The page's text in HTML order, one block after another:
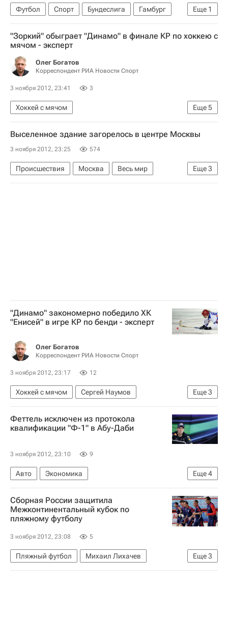
Еще 1
Футбол Спорт Бундеслига
Гамбург
Бавария
"Зоркий" обыграет "Динамо" в финале КР по хоккею с
мячом - эксперт
Олег Богатов
Корреспондент РИА Новости Спорт
3 ноября 2012, 23:41 3
Еще5
Хоккей с мячом
Мультимедийный спортивный пакет
Валерий Эйхвальд
Кубок России по хоккею с мячом
Динамо (Москва)
Зоркий
Выселенное здание загорелось в центре Москвы
3 ноября 2012, 23:25 574
Еще3
Происшествия Москва
Весь мир
Центральный ФО
Европа Россия
"Динамо" закономерно победило ХК
"Енисей" в игре КР по бенди - эксперт
Олег Богатов
Корреспондент РИА Новости Спорт
3 ноября 2012, 23:17 12
Еще3
Хоккей с мячом
Сергей Наумов
Кубок России по хоккею с мячом
Динамо (Москва)
Енисей
Феттель исключен из протокола
квалификации "Ф-1" в Абу-Даби
3 ноября 2012, 23:10 9
Еще4
Авто
Экономика
Гран-при Абу-Даби чемпионата "Формулы-1" завершился в ОАЭ
Формула-1
Ред Булл Рейсинг
Себастьян Феттель
Сборная России защитила
Межконтинентальный кубок по
пляжному футболу
3 ноября 2012, 23:08 5
Еще3
Пляжный футбол
Михаил Лихачев
Межконтинентальный кубок по пляжному футболу-2012